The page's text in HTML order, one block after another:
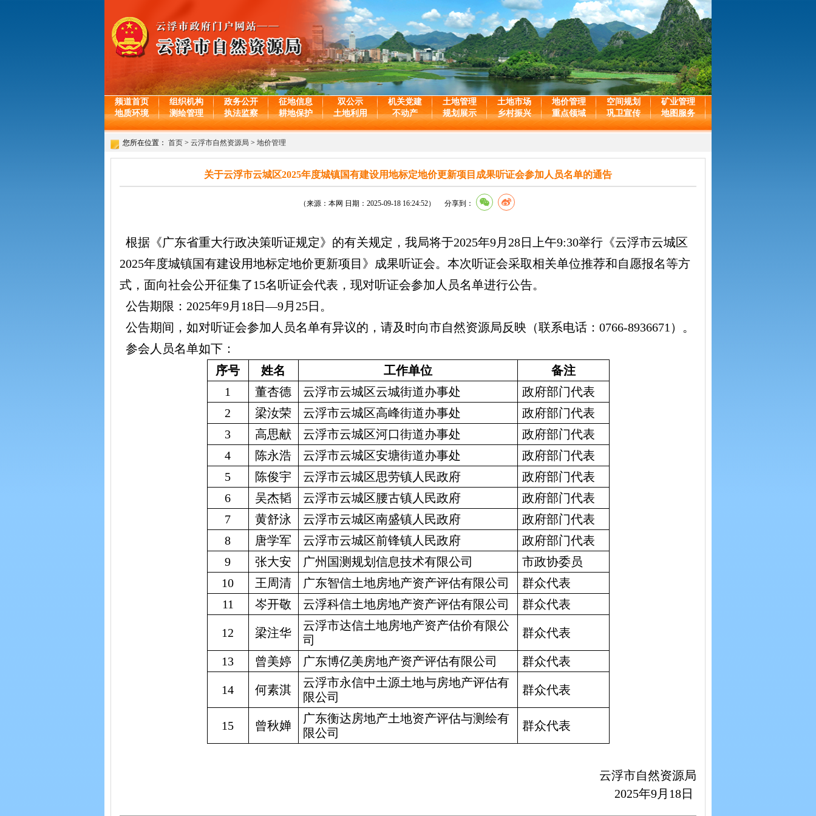
频道首页 组织机构 政务公开 征地信息 双公示 机关党建 土地管理 土地市场 地价管理 空间规划
矿业管理
地质环境
测绘管理 执法监察 耕地保护 土地利用 不动产 规划展示 乡村振兴 重点领域 巩卫宣传 地图服务
您所在位置： 首页 > 云浮市自然资源局 > 地价管理
关于云浮市云城区2025年度城镇国有建设用地标定地价更新项目成果听证会参加人员名单的通告
（来源：本网 日期：2025-09-18 16:24:52） 分享到：
根据《广东省重大行政决策听证规定》的有关规定，我局将于2025年9月28日上午9:30举行《云浮市云城区
2025年度城镇国有建设用地标定地价更新项目》成果听证会。本次听证会采取相关单位推荐和自愿报名等方
式，面向社会公开征集了15名听证会代表，现对听证会参加人员名单进行公告。
公告期限：2025年9月18日—9月25日。
公告期间，如对听证会参加人员名单有异议的，请及时向市自然资源局反映（联系电话：0766-8936671）。
参会人员名单如下：
序号
姓名 工作单位
备注
1
董杏德 云浮市云城区云城街道办事处
政府部门代表
2
梁汝荣 云浮市云城区高峰街道办事处
政府部门代表
3
高思献 云浮市云城区河口街道办事处
政府部门代表
4
陈永浩 云浮市云城区安塘街道办事处
政府部门代表
5
陈俊宇 云浮市云城区思劳镇人民政府
政府部门代表
6
吴杰韬 云浮市云城区腰古镇人民政府
政府部门代表
7
黄舒泳 云浮市云城区南盛镇人民政府
政府部门代表
8
唐学军 云浮市云城区前锋镇人民政府
政府部门代表
9
张大安 广州国测规划信息技术有限公司
市政协委员
10
王周清 广东智信土地房地产资产评估有限公司
群众代表
11
岑开敬 云浮科信土地房地产资产评估有限公司 群众代表
12 梁注华
云浮市达信土地房地产资产估价有限公
司
群众代表
13 曾美婷 广东博亿美房地产资产评估有限公司 群众代表
14 何素淇
云浮市永信中土源土地与房地产评估有
限公司
群众代表
15 曾秋婵
广东衡达房地产土地资产评估与测绘有
限公司
群众代表
云浮市自然资源局
2025年9月18日